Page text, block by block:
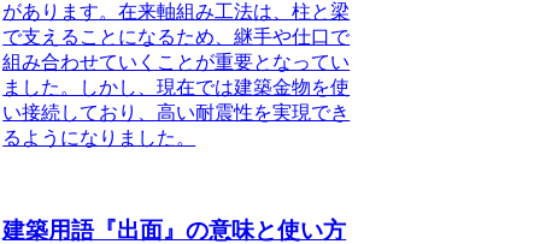
があります。在来軸組み工法は、柱と梁
で支えることになるため、継手や仕口で
組み合わせていくことが重要となってい
ました。しかし、現在では建築金物を使
い接続しており、高い耐震性を実現でき
るようになりました。
建築用語『出面』の意味と使い方